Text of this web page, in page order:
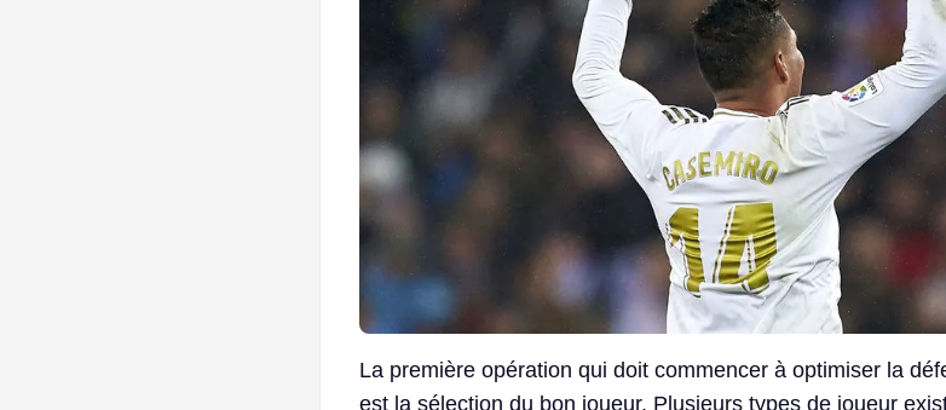
La première opération qui doit commencer à optimiser la
est la sélection du bon joueur. Plusieurs types de joueur